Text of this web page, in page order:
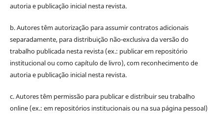
autoria e publicação inicial nesta revista.
b. Autores têm autorização para assumir contratos adicionais
separadamente, para distribuição não-exclusiva da versão do
trabalho publicada nesta revista (ex.: publicar em repositório
institucional ou como capítulo de livro), com reconhecimento de
autoria e publicação inicial nesta revista.
c. Autores têm permissão para publicar e distribuir seu trabalho
online (ex.: em repositórios institucionais ou na sua página pessoal)